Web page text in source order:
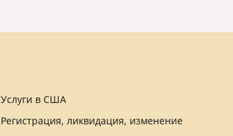
Услуги в США
Регистрация, ликвидация, изменение